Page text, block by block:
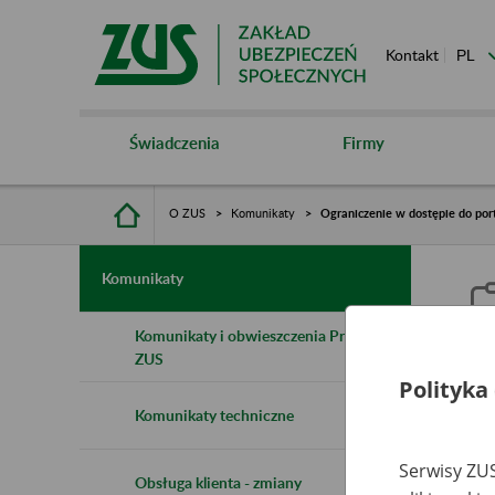
Kontakt
Świadczenia Firmy
O ZUS Komunikaty Ograniczenie w dostępie do
Komunikaty
Komunikaty i obwieszczenia Prezesa
ZUS
Komunikaty techniczne
Obsługa klienta - zmiany
Polityka
Serwisy